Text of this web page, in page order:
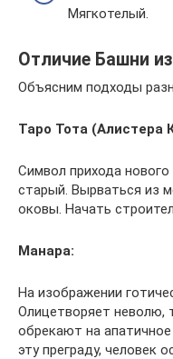
Мягкотелый.
Отличие Башни
Объясним подходы
Таро Тота (Алистера
Символ прихода
старый. Вырваться из
оковы. Начать
Манара:
На изображении
Олицетворяет неволю,
обрекают на
эту преграду, человек